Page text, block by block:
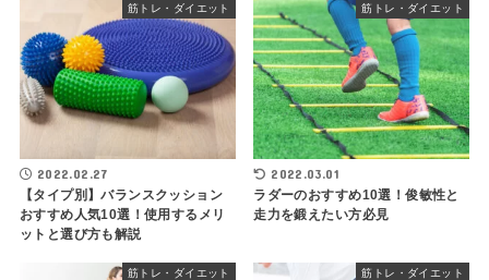
筋トレ・ダイエット
2022.02.27
【タイプ別】バランスクッション
おすすめ人気10選！使用するメリ
ットと選び方も解説
筋トレ・ダイエット
2022.03.01
ラダーのおすすめ10選！俊敏性と
走力を鍛えたい方必見
筋トレ・ダイエット 筋トレ・ダイエット